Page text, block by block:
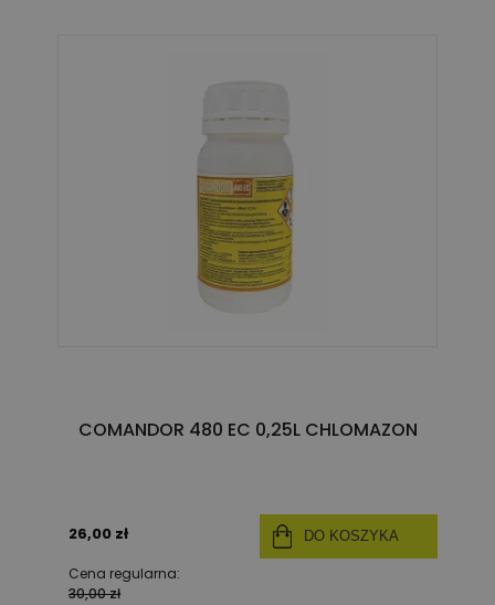
COMANDOR 480 EC 0,25L CHLOMAZON
26,00 zł
Cena regularna:
30,00 zł
DO KOSZYKA